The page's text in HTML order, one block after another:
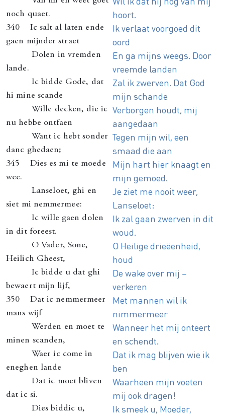
noch quaet.
340 Ic salt al laten ende
gaen mijnder straet
Dolen in vremden
lande.
Ic bidde Gode, dat
hi mine scande
Wille decken, die ic
nu hebbe ontfaen
Want ic hebt sonder
danc ghedaen;
345 Dies es mi te moede
wee.
Lanseloet, ghi en
siet mi nemmermee:
Ic wille gaen dolen
in dit foreest.
O Vader, Sone,
Heilich Gheest,
Ic bidde u dat ghi
bewaert mijn lijf,
350 Dat ic nemmermeer
mans wijf
Werden en moet te
minen scanden,
Waer ic come in
eneghen lande
Dat ic moet bliven
dat ic si.
Dies biddic u,
hoort.
Ik verlaat voorgoed dit
oord
En ga mijns weegs. Door
vreemde landen
Zal ik zwerven. Dat God
mijn schande
Verborgen houdt, mij
aangedaan
Tegen mijn wil, een
smaad die aan
Mijn hart hier knaagt en
mijn gemoed.
Je ziet me nooit weer,
Lanseloet:
Ik zal gaan zwerven in dit
woud.
O Heilige drieëenheid,
houd
De wake over mij –
verkeren
Met mannen wil ik
nimmermeer
Wanneer het mij onteert
en schendt.
Dat ik mag blijven wie ik
ben
Waarheen mijn voeten
mij ook dragen!
Ik smeek u, Moeder,